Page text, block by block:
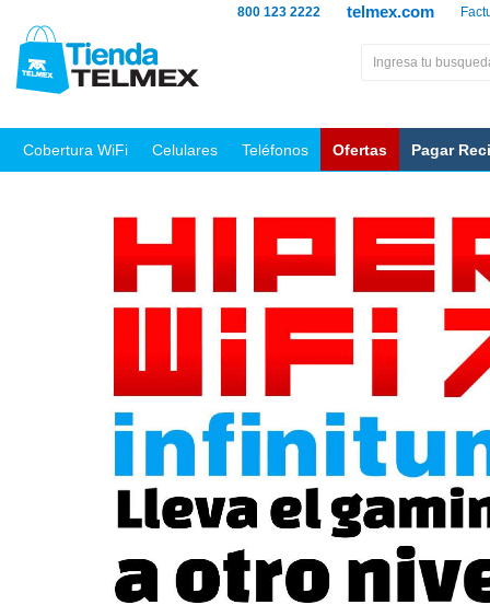
telmex.com
800 123 2222
Cobertura WiFi Celulares Teléfonos Ofertas Pagar